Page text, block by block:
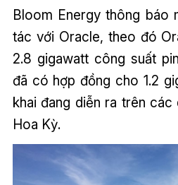
Bloom Energy thông báo
tác với Oracle, theo đó
2.8 gigawatt công suất
đã có hợp đồng cho 1.2
khai đang diễn ra trên
Hoa Kỳ.